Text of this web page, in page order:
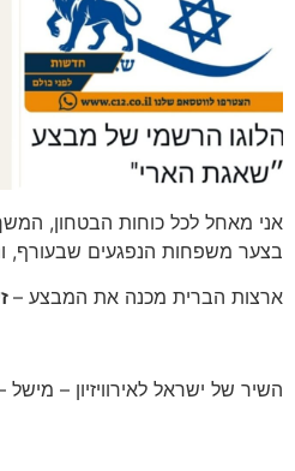
אני מאחל לכל כוחות הבטחון,
בצער משפחות הנפגעים שבעורף,
ארצות הברית מכנה את המבצע –
השיר של ישראל לאירוויזיון – מישל